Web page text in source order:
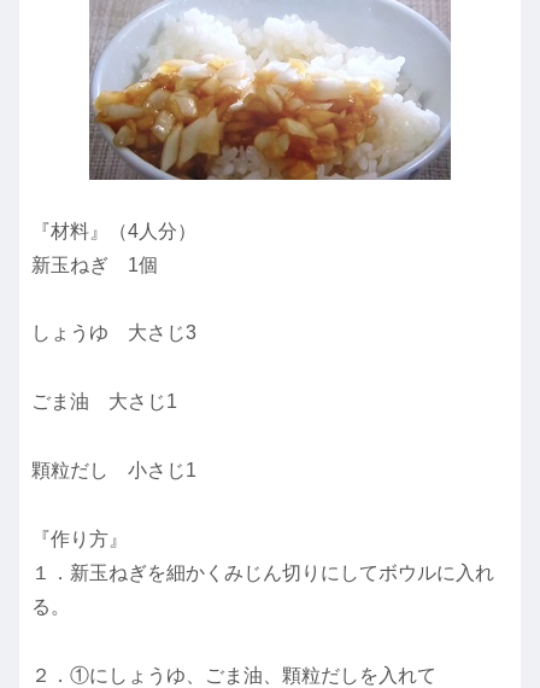
『材料』（4人分）
新玉ねぎ 1個
しょうゆ 大さじ3
ごま油 大さじ1
顆粒だし 小さじ1
『作り方』
１．新玉ねぎを細かくみじん切りにしてボウルに入れ
る。
２．①にしょうゆ、ごま油、顆粒だしを入れて